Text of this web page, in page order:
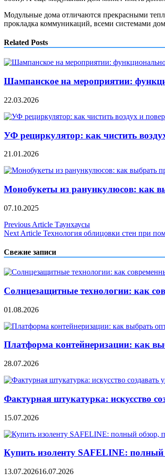
Модульные дома отличаются прекрасными
прокладка коммуникаций, всеми системами
Related Posts
Шампанское на мероприятии:
22.03.2026
УФ рециркулятор: как чистить
21.01.2026
Монобукеты из ранункулюсов: как
07.10.2025
Навигация
по
записям
Previous Article Таунхаусы
Next Article Технология облицовки стен при
Свежие записи
Солнцезащитные технологии: как
01.08.2026
Платформа контейнеризации: как
28.07.2026
Фактурная штукатурка: искусство
15.07.2026
Купить изоленту SAFELINE:
13.07.202616.07.2026